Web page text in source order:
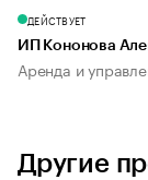
ДЕЙСТВУЕТ
ИП Кононова
Аренда и
Другие